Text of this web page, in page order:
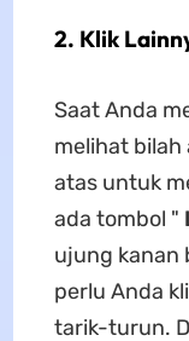
2. Klik
Saat Anda
melihat bilah
atas untuk
ada tombol "
ujung kanan
perlu Anda
tarik-turun.